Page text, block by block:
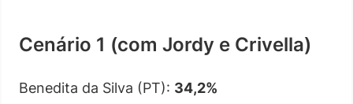
Cenário 1 (com Jordy e Crivella)
Benedita da Silva (PT): 34,2%